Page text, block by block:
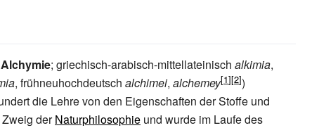
Alchymie; griechisch-arabisch-mittellateinisch alkimia,
, frühneuhochdeutsch alchimei, alchemey
)
die Lehre von den Eigenschaften der Stoffe und
derNaturphilosophie und wurde im Laufe des